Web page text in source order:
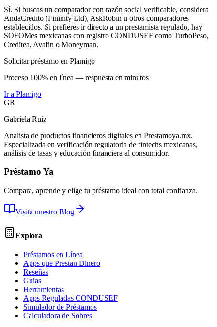
Sí. Si buscas un comparador con razón social verificable, considera
AndaCrédito (Fininity Ltd), AskRobin u otros comparadores
establecidos. Si prefieres ir directo a un prestamista regulado, hay
SOFOMes mexicanas con registro CONDUSEF como TurboPeso,
Creditea, Avafin o Moneyman.
Solicitar préstamo en Plamigo
Proceso 100% en línea — respuesta en minutos
Ir a Plamigo
GR
Gabriela Ruiz
Analista de productos financieros digitales en Prestamoya.mx.
Especializada en verificación regulatoria de fintechs mexicanas,
análisis de tasas y educación financiera al consumidor.
Préstamo Ya
Compara, aprende y elige tu préstamo ideal con total confianza.
Visita nuestro Blog
Explora
Préstamos en Línea
Apps que Prestan Dinero
Reseñas
Guías
Herramientas
Apps Reguladas CONDUSEF
Simulador de Préstamos
Calculadora de Sobres